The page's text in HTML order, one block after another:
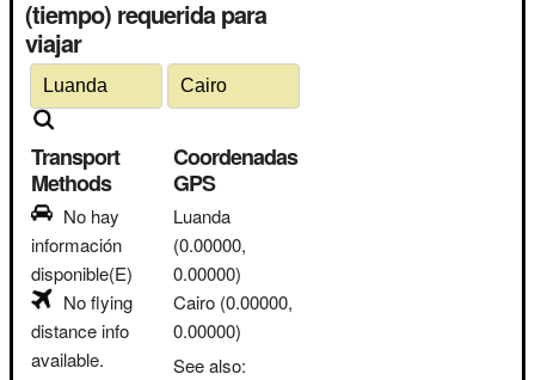
(tiempo) requerida para
viajar
Transport
Methods
No hay
información
disponible(E)
No flying
distance info
available.
Coordenadas
GPS
Luanda
(0.00000,
0.00000)
Cairo (0.00000,
0.00000)
See also: